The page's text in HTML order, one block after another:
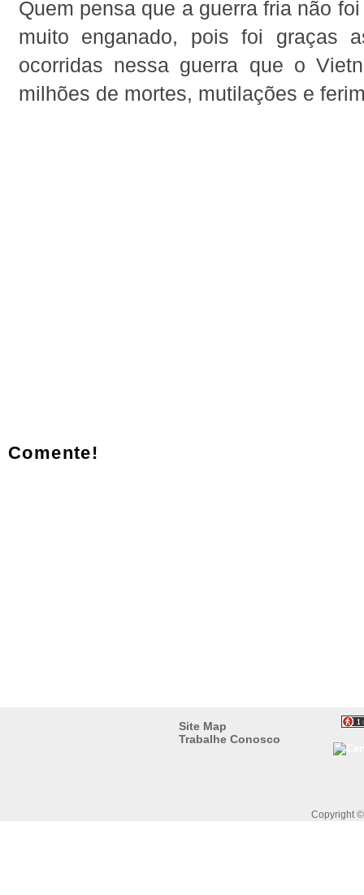
Quem pensa que a guerra fria não
muito enganado, pois foi graças
ocorridas nessa guerra que o
milhões de mortes, mutilações e
Comente!
Copyright
Site Map
Trabalhe Conosco